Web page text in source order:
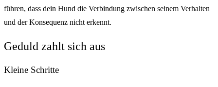
führen, dass dein Hund die Verbindung zwischen seinem Verhalten
und der Konsequenz nicht erkennt.
Geduld zahlt sich aus
Kleine Schritte